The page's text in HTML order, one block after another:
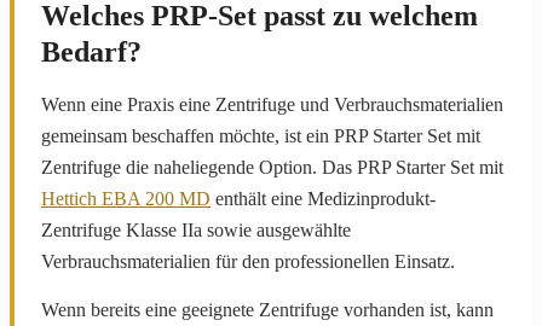
Welches PRP-Set passt zu welchem
Bedarf?
Wenn eine Praxis eine Zentrifuge und Verbrauchsmaterialien
gemeinsam beschaffen möchte, ist ein PRP Starter Set mit
Zentrifuge die naheliegende Option. Das PRP Starter Set mit
Hettich EBA 200 MD enthält eine Medizinprodukt-
Zentrifuge Klasse IIa sowie ausgewählte
Verbrauchsmaterialien für den professionellen Einsatz.
Wenn bereits eine geeignete Zentrifuge vorhanden ist, kann